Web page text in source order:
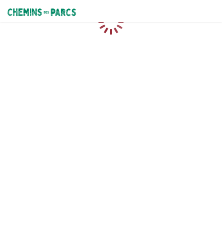
Chemins des Parcs
Caricamento